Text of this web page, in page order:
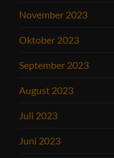
November 2023
Oktober 2023
September 2023
August 2023
Juli 2023
Juni 2023